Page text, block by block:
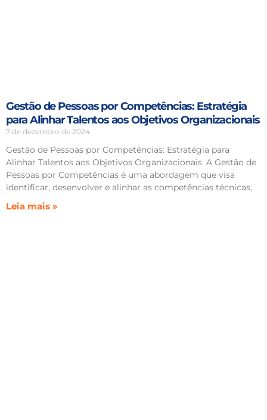
Gestão de Pessoas por Competências: Estratégia
para Alinhar Talentos aos Objetivos Organizacionais
7 de dezembro de 2024
Gestão de Pessoas por Competências: Estratégia para
Alinhar Talentos aos Objetivos Organizacionais. A Gestão de
Pessoas por Competências é uma abordagem que visa
identificar, desenvolver e alinhar as competências técnicas,
Leia mais »